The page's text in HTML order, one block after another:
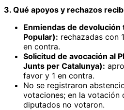
3. Qué apoyos y rechazos
Enmiendas de devolución
Popular): rechazadas con
en contra.
Solicitud de avocación al
Junts per Catalunya):
favor y 1 en contra.
No se registraron
votaciones; en la votación
diputados no votaron.